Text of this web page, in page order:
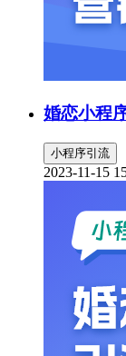
婚恋小程
小程序引流
2023-11-15